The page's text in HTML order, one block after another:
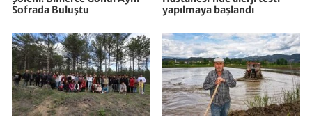
Sofrada Buluştu
yapılmaya başlandı